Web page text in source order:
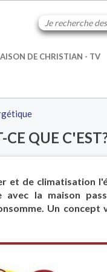
DE CHRISTIAN - TV
QUE
et de climatisation
la maison
Un concept